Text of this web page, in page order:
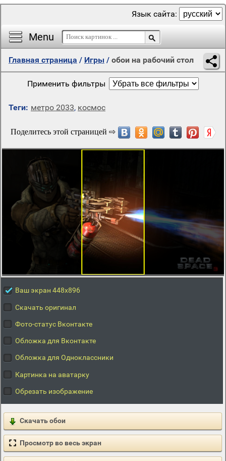
Menu
Язык сайта:
Главная страница / Игры / обои на рабочий стол
Применить фильтры
Теги: метро 2033, космос
Ваш экран 448x896
Скачать оригинал
Фото-статус Вконтакте
Обложка для Вконтакте
Обложка для Одноклассники
Картинка на аватарку
Обрезать изображение
Скачать обои
Просмотр во весь экран